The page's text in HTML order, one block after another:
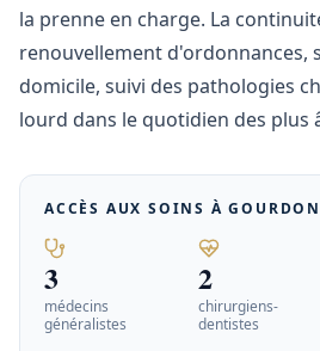
la prenne en charge. La
renouvellement d'ordonnances,
domicile, suivi des pathologies
lourd dans le quotidien des plus
ACCÈS AUX SOINS ÀGOURDON
3
médecins
généralistes
2
chirurgiens-
dentistes